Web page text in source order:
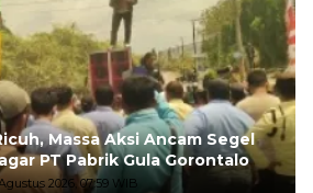
Massa Aksi Ancam Segel
PT Pabrik Gula Gorontalo
2026, 07:59 WIB